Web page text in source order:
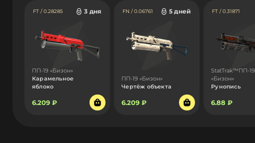
FT / 0.28285 3 дня
ПП-19 «Бизон»
Карамельное
яблоко
6.209 ₽
FN / 0.06761 5 дней
ПП-19 «Бизон»
Чертёж объекта
6.209 ₽
FT / 0.31871
StatTrak™ПП-19
«Бизон»
Рунопись
6.88 ₽